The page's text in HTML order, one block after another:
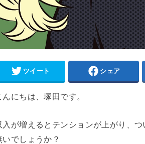
ツイート シェア
んにちは、塚田です。
入が増えるとテンションが上がり、
いでしょうか？